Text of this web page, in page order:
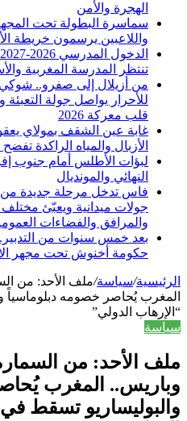
الهجرة والأمن
سماسرة البطولة تحت
واللاعبين يرسمون خريطة
تنتظر المدرسة المغربية
من أزيلال إلى صفرو..
للأحرار يواصل جولة
قلب معركة 2026
الأزبال والمياه الراكدة
لبؤات الأطلس أمام جنوب
النهائي والمونديال
فاس تدخل مرحلة جديدة من
جولات ميدانية ويعبّئ مختلف
والمرافق والفضاءات
بعد خمس سنوات من
حكومة أخنوش تحت مجهر
الرئيسية/سياسة/ملف الأحد: من
المغرب يُحاصر خصومه دبلوماسياً
“الإرهاب الدولي”
سياسة
ملف الأحد: من
وباريس.. المغرب
والبوليساريو تسقط